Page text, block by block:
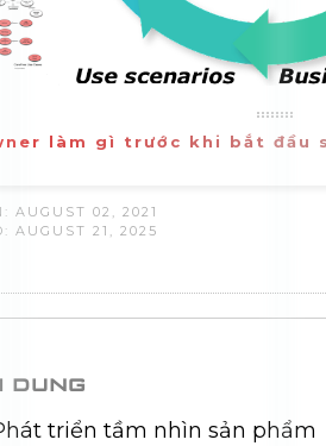
Owner làm gì trước khi
ON: AUGUST 02, 2021
AUGUST 21, 2025
Nội dung
1. Phát triển tầm nhìn sản